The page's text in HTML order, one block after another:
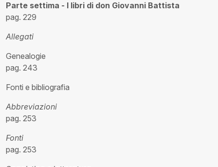
Parte settima - I libri di don Giovanni Battista
pag. 229
Allegati
Genealogie
pag. 243
Fonti e bibliografia
Abbreviazioni
pag. 253
Fonti
pag. 253